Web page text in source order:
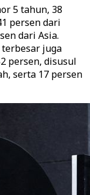
5 tahun, 38
persen dari
dari Asia.
juga
persen, disusul
serta 17 persen